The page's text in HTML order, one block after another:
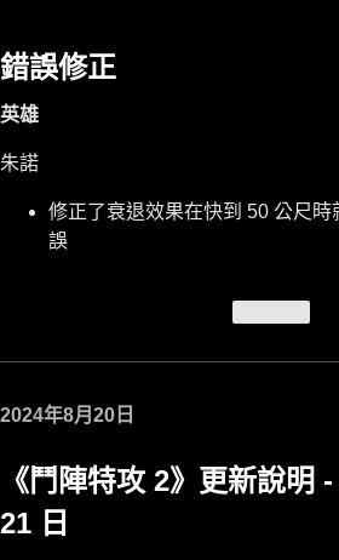
錯誤修正
英雄
朱諾
修正了衰退效果在快到 50 公尺
誤
2024年8月20日
《鬥陣特攻 2》更新說明
21 日